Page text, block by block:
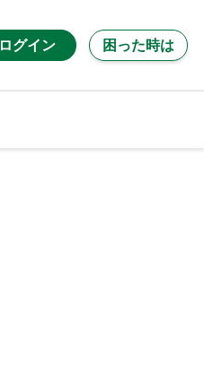
ログイン 困った時は